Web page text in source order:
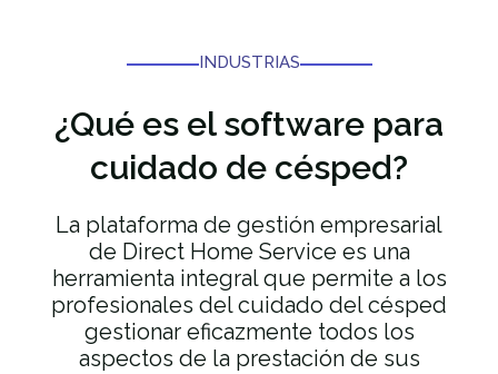
INDUSTRIAS
¿Qué es el software para
cuidado de césped?
La plataforma de gestión empresarial
de Direct Home Service es una
herramienta integral que permite a los
profesionales del cuidado del césped
gestionar eficazmente todos los
aspectos de la prestación de sus